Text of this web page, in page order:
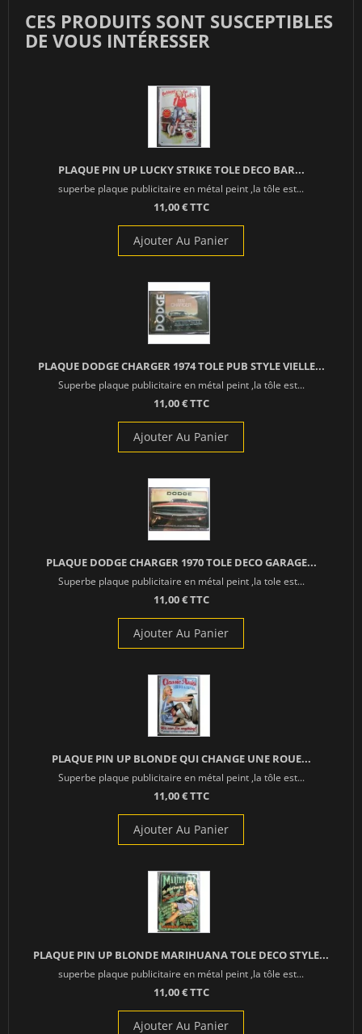
CES PRODUITS SONT SUSCEPTIBLES
DE VOUS INTÉRESSER
PLAQUE PIN UP LUCKY STRIKE TOLE DECO BAR...
superbe plaque publicitaire en métal peint ,la tôle est...
11,00 € TTC
Ajouter Au Panier
PLAQUE DODGE CHARGER 1974 TOLE PUB STYLE VIELLE...
Superbe plaque publicitaire en métal peint ,la tôle est...
11,00 € TTC
Ajouter Au Panier
PLAQUE DODGE CHARGER 1970 TOLE DECO GARAGE...
Superbe plaque publicitaire en métal peint ,la tole est...
11,00 € TTC
Ajouter Au Panier
PLAQUE PIN UP BLONDE QUI CHANGE UNE ROUE...
Superbe plaque publicitaire en métal peint ,la tôle est...
11,00 € TTC
Ajouter Au Panier
PLAQUE PIN UP BLONDE MARIHUANA TOLE DECO STYLE...
superbe plaque publicitaire en métal peint ,la tôle est...
11,00 € TTC
Ajouter Au Panier